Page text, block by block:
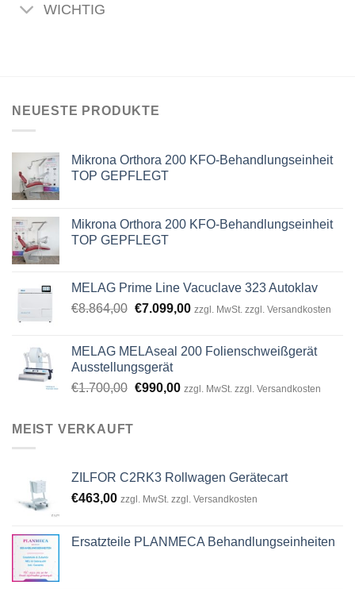
WICHTIG
NEUESTE PRODUKTE
Mikrona Orthora 200 KFO-Behandlungseinheit
TOP GEPFLEGT
Mikrona Orthora 200 KFO-Behandlungseinheit
TOP GEPFLEGT
MELAG Prime Line Vacuclave 323 Autoklav
€8.864,00 Original
€8.864,00.
€7.099,00Current
€7.099,00.
zzgl. MwSt. zzgl. Versandkosten
MELAG MELAseal 200 Folienschweißgerät
Ausstellungsgerät
€1.700,00 Original
€990,00Current
zzgl. MwSt. zzgl. Versandkosten
MEIST VERKAUFT
ZILFOR C2RK3 Rollwagen Gerätecart
€463,00 zzgl. MwSt. zzgl. Versandkosten
Ersatzteile PLANMECA Behandlungseinheiten